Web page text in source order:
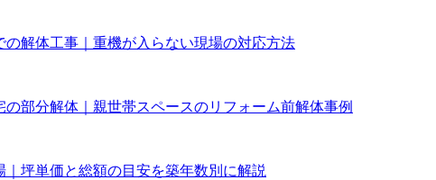
解体工事｜重機が入らない現場の対応方法
部分解体｜親世帯スペースのリフォーム前解体事例
坪単価と総額の目安を築年数別に解説